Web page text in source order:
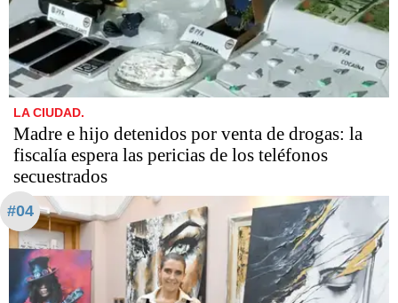
LA CIUDAD.
Madre e hijo detenidos por venta de drogas: la
fiscalía espera las pericias de los teléfonos
secuestrados
#04